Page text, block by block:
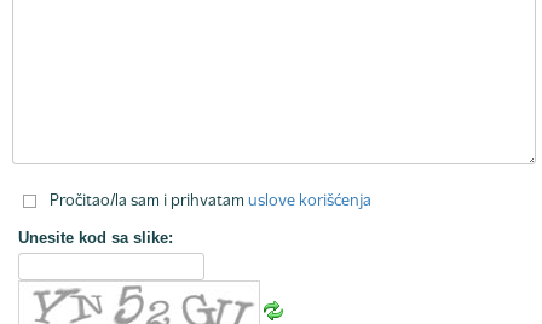
Pročitao/la sam i prihvatam uslove korišćenja
Unesite kod sa slike: